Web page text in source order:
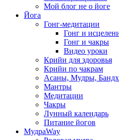
Мой блог не о йоге
Йога
Гонг-медитации
Гонг и
Гонг и чакры
Видео уроки
Крийи для здоровья
Крийи по чакрам
Асаны, Мудры,
Мантры
Медитации
Чакры
Лунный календарь
Питание йогов
МудраWay